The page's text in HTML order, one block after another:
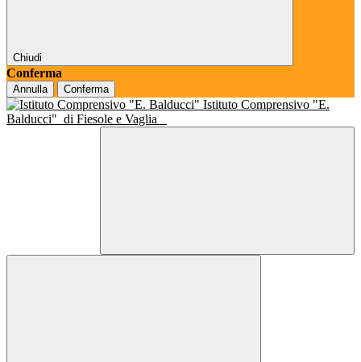
Chiudi
Conferma
Annulla Conferma
Istituto Comprensivo "E.
Balducci" di Fiesole e Vaglia